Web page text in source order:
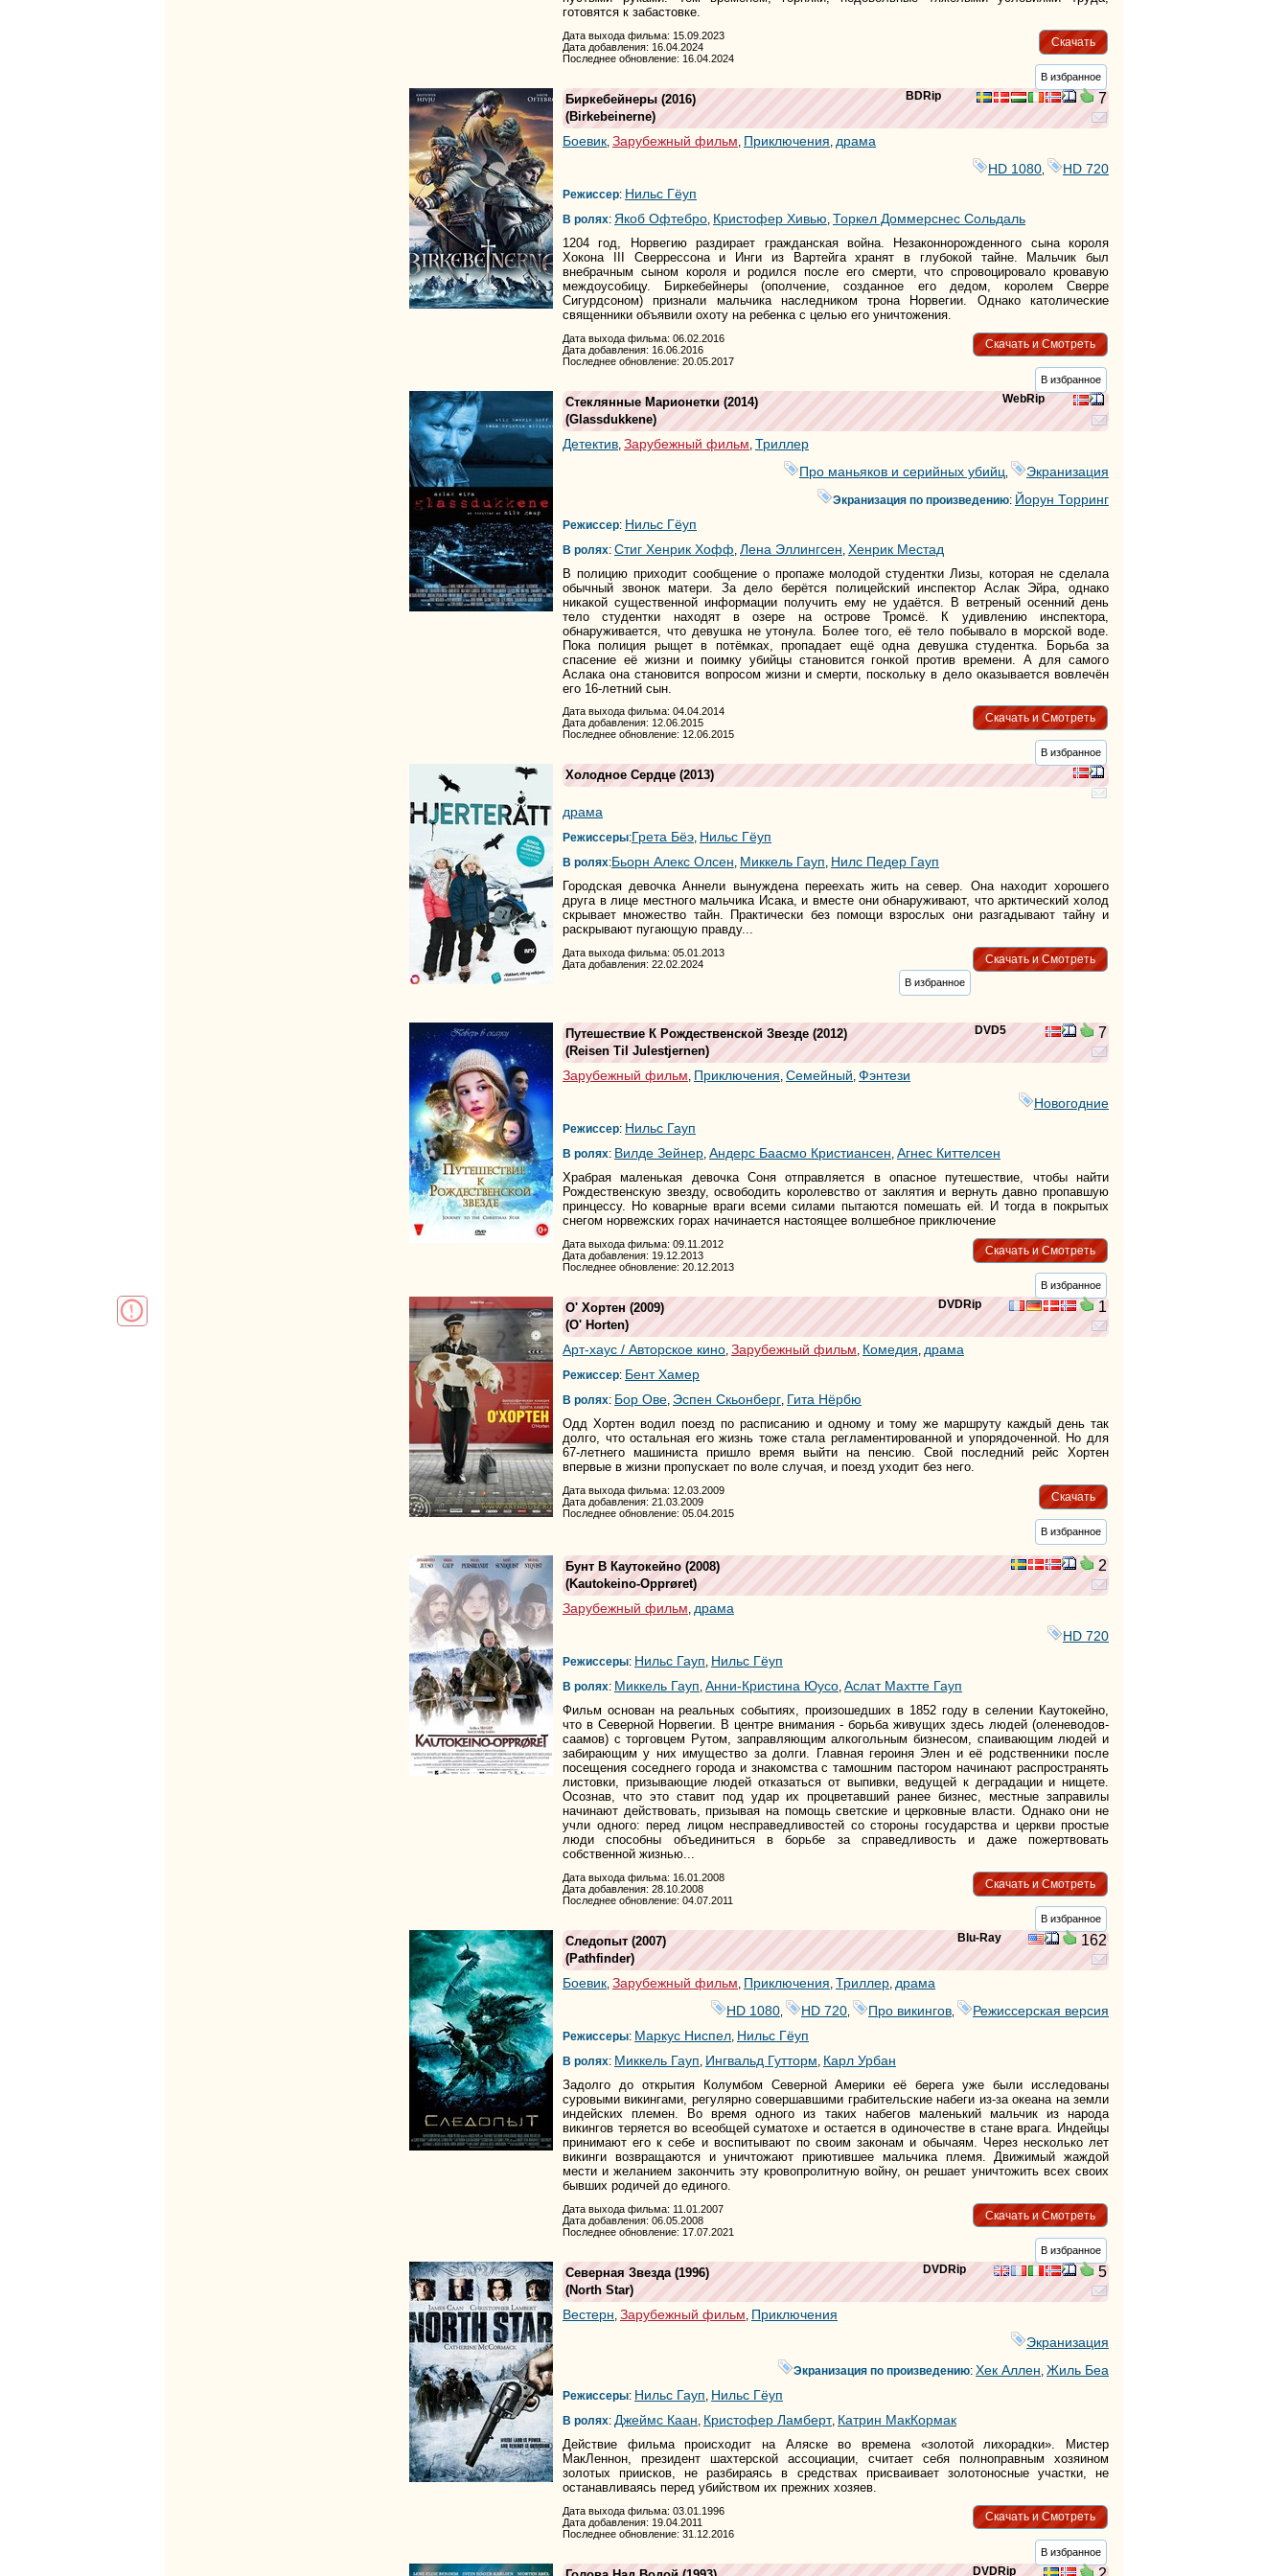
готовятся к забастовке.
Скачать
Дата выхода фильма: 15.09.2023
Дата добавления: 16.04.2024
Последнее обновление: 16.04.2024
В избранное
BDRip 7
Биркебейнеры (2016)
(Birkebeinerne)
Боевик, Зарубежный фильм, Приключения, драма
HD 1080
HD 720
Режиссер: Нильс Гёуп
В ролях: Якоб Офтебро, Кристофер Хивью, Торкел Доммерснес Сольдаль
1204 год, Норвегию раздирает гражданская война. Незаконнорожденного сына короля
Хокона III Сверрессона и Инги из Вартейга хранят в глубокой тайне. Мальчик был
внебрачным сыном короля и родился после его смерти, что спровоцировало кровавую
междоусобицу. Биркебейнеры (ополчение, созданное его дедом, королем Сверре
Сигурдсоном) признали мальчика наследником трона Норвегии. Однако католические
священники объявили охоту на ребенка с целью его уничтожения.
Скачать и Смотреть
Дата выхода фильма: 06.02.2016
Дата добавления: 16.06.2016
Последнее обновление: 20.05.2017
В избранное
WebRip
Стеклянные Марионетки (2014)
(Glassdukkene)
Детектив Зарубежный фильм Триллер
Про маньяков и серийных убийц
Экранизация
Экранизация по произведению: Йорун Торринг
Режиссер: Нильс Гёуп
В ролях: Стиг Хенрик Хофф Лена Эллингсен Хенрик Местад
В полицию приходит сообщение о пропаже молодой студентки Лизы, которая не сделала
обычный звонок матери. За дело берётся полицейский инспектор Аслак Эйра, однако
никакой существенной информации получить ему не удаётся. В ветреный осенний день
тело студентки находят в озере на острове Тромсё. К удивлению инспектора,
обнаруживается, что девушка не утонула. Более того, её тело побывало в морской воде.
Пока полиция рыщет в потёмках, пропадает ещё одна девушка студентка. Борьба за
спасение её жизни и поимку убийцы становится гонкой против времени. А для самого
Аслака она становится вопросом жизни и смерти, поскольку в дело оказывается вовлечён
его 16-летний сын.
Скачать и Смотреть
Дата выхода фильма: 04.04.2014
Дата добавления: 12.06.2015
Последнее обновление: 12.06.2015
В избранное
Холодное Сердце (2013)
драма
Режиссеры:Грета Бёэ, Нильс Гёуп
В ролях:Бьорн Алекс Олсен, Миккель Гауп, Нилс Педер Гауп
Городская девочка Аннели вынуждена переехать жить на север. Она находит хорошего
друга в лице местного мальчика Исака, и вместе они обнаруживают, что арктический холод
скрывает множество тайн. Практически без помощи взрослых они разгадывают тайну и
раскрывают пугающую правду...
Скачать и Смотреть
Дата выхода фильма: 05.01.2013
Дата добавления: 22.02.2024
В избранное
DVD5 7
Путешествие К Рождественской Звезде (2012)
(Reisen Til Julestjernen)
Зарубежный фильм, Приключения, Семейный, Фэнтези
Новогодние
Режиссер: Нильс Гауп
В ролях: Вилде Зейнер, Андерс Баасмо Кристиансен, Агнес Киттелсен
Храбрая маленькая девочка Соня отправляется в опасное путешествие, чтобы найти
Рождественскую звезду, освободить королевство от заклятия и вернуть давно пропавшую
принцессу. Но коварные враги всеми силами пытаются помешать ей. И тогда в покрытых
снегом норвежских горах начинается настоящее волшебное приключение
Скачать и Смотреть
Дата выхода фильма: 09.11.2012
Дата добавления: 19.12.2013
Последнее обновление: 20.12.2013
В избранное
DVDRip 1
О' Хортен (2009)
(O' Horten)
Арт-хаус / Авторское кино, Зарубежный фильм, Комедия, драма
Режиссер: Бент Хамер
В ролях: Бор Ове, Эспен Скьонберг, Гита Нёрбю
Одд Хортен водил поезд по расписанию и одному и тому же маршруту каждый день так
долго, что остальная его жизнь тоже стала регламентированной и упорядоченной. Но для
67-летнего машиниста пришло время выйти на пенсию. Свой последний рейс Хортен
впервые в жизни пропускает по воле случая, и поезд уходит без него.
Скачать
Дата выхода фильма: 12.03.2009
Дата добавления: 21.03.2009
Последнее обновление: 05.04.2015
В избранное
2
Бунт В Каутокейно (2008)
(Kautokeino-Opprøret)
Зарубежный фильм, драма
HD 720
Режиссеры: Нильс Гауп, Нильс Гёуп
В ролях: Миккель Гауп, Анни-Кристина Юусо, Аслат Махтте Гауп
Фильм основан на реальных событиях, произошедших в 1852 году в селении Каутокейно,
что в Северной Норвегии. В центре внимания - борьба живущих здесь людей (оленеводов-
саамов) с торговцем Рутом, заправляющим алкогольным бизнесом, спаивающим людей и
забирающим у них имущество за долги. Главная героиня Элен и её родственники после
посещения соседнего города и знакомства с тамошним пастором начинают распространять
листовки, призывающие людей отказаться от выпивки, ведущей к деградации и нищете.
Осознав, что это ставит под удар их процветавший ранее бизнес, местные заправилы
начинают действовать, призывая на помощь светские и церковные власти. Однако они не
учли одного: перед лицом несправедливостей со стороны государства и церкви простые
люди способны объединиться в борьбе за справедливость и даже пожертвовать
собственной жизнью...
Скачать и Смотреть
Дата выхода фильма: 16.01.2008
Дата добавления: 28.10.2008
Последнее обновление: 04.07.2011
В избранное
Blu-Ray 162
Следопыт (2007)
(Pathfinder)
Боевик, Зарубежный фильм, Приключения, Триллер, драма
HD 1080
HD 720 Про викингов Режиссерская версия
Режиссеры: Маркус Ниспел, Нильс Гёуп
В ролях: Миккель Гауп, Ингвальд Гутторм, Карл Урбан
Задолго до открытия Колумбом Северной Америки её берега уже были исследованы
суровыми викингами, регулярно совершавшими грабительские набеги из-за океана на земли
индейских племен. Во время одного из таких набегов маленький мальчик из народа
викингов теряется во всеобщей суматохе и остается в одиночестве в стане врага. Индейцы
принимают его к себе и воспитывают по своим законам и обычаям. Через несколько лет
викинги возвращаются и уничтожают приютившее мальчика племя. Движимый жаждой
мести и желанием закончить эту кровопролитную войну, он решает уничтожить всех своих
бывших родичей до единого.
Скачать и Смотреть
Дата выхода фильма: 11.01.2007
Дата добавления: 06.05.2008
Последнее обновление: 17.07.2021
В избранное
DVDRip 5
Северная Звезда (1996)
(North Star)
Вестерн, Зарубежный фильм, Приключения
Экранизация
Экранизация по произведению: Хек Аллен, Жиль Беа
Режиссеры: Нильс Гауп, Нильс Гёуп
В ролях: Джеймс Каан, Кристофер Ламберт, Катрин МакКормак
Действие фильма происходит на Аляске во времена «золотой лихорадки». Мистер
МакЛеннон, президент шахтерской ассоциации, считает себя полноправным хозяином
золотых приисков, не разбираясь в средствах присваивает золотоносные участки, не
останавливаясь перед убийством их прежних хозяев.
Скачать и Смотреть
Дата выхода фильма: 03.01.1996
Дата добавления: 19.04.2011
Последнее обновление: 31.12.2016
В избранное
DVDRip